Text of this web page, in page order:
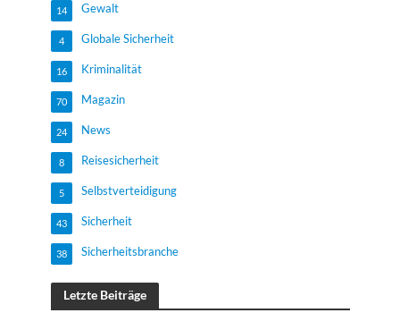
Gewalt
14
Globale Sicherheit
4
Kriminalität
16
Magazin
70
News
24
Reisesicherheit
8
Selbstverteidigung
5
Sicherheit
43
Sicherheitsbranche
38
Letzte Beiträge